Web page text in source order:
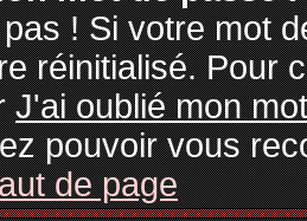
! Si votre mot
réinitialisé. Pour
J'ai oublié mon
pouvoir vous
de page